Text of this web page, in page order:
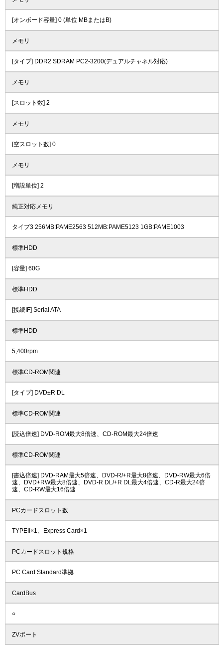
[オンボード容量] 0 (単位 MBまたはB)
メモリ
[タイプ] DDR2 SDRAM PC2-3200(デュアルチャネル対応)
メモリ
[スロット数] 2
メモリ
[空スロット数] 0
メモリ
[増設単位] 2
純正対応メモリ
タイプ3 256MB:PAME2563 512MB:PAME5123 1GB:PAME1003
標準HDD
[容量] 60G
標準HDD
[接続IF] Serial ATA
標準HDD
5,400rpm
標準CD-ROM関連
[タイプ] DVD±R DL
標準CD-ROM関連
[読込倍速] DVD-ROM最大8倍速、CD-ROM最大24倍速
標準CD-ROM関連
[書込倍速] DVD-RAM最大5倍速、DVD-R/+R最大8倍速、DVD-RW最大6倍
速、DVD+RW最大8倍速、DVD-R DL/+R DL最大4倍速、CD-R最大24倍
速、CD-RW最大16倍速
PCカードスロット数
TYPEII×1、Express Card×1
PCカードスロット規格
PC Card Standard準拠
CardBus
○
ZVポート